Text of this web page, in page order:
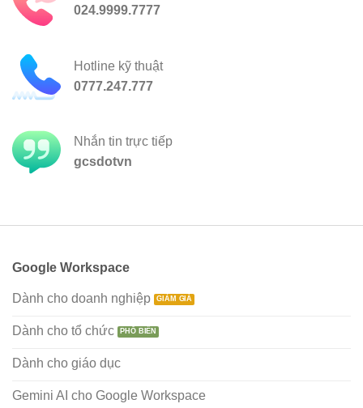
024.9999.7777
Hotline kỹ thuật
0777.247.777
Nhắn tin trực tiếp
gcsdotvn
Google Workspace
Dành cho doanh nghiệp
Dành cho tổ chức
Dành cho giáo dục
Gemini AI cho Google Workspace